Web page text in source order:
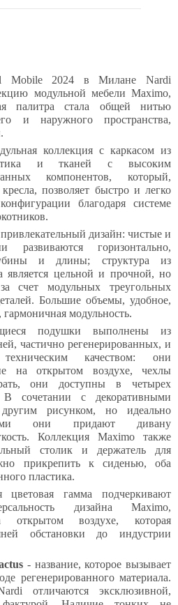
Mobile 2024 в Милане Nardi
модульной мебели Maximo,
палитра стала общей нитью
и наружного пространства,
коллекция с каркасом из
и тканей с высоким
компонентов, который,
позволяет быстро и легко
благодаря системе
дизайн: чистые и
развиваются горизонтально,
и длины; структура из
является цельной и прочной, но
счет модульных треугольных
Большие объемы, удобное,
гармоничная модульность.
подушки выполнены из
частично регенерированных, и
качеством: они
на открытом воздухе, чехлы
они доступны в четырех
В сочетании с декоративными
рисунком, но идеально
они придают дивану
Коллекция Maximo также
столик и держатель для
прикрепить к сиденью, оба
пластика.
гамма подчеркивают
дизайна Maximo,
воздухе, которая
обстановки до индустрии
- название, которое вызывает
регенерированного материала.
отличаются эксклюзивной,